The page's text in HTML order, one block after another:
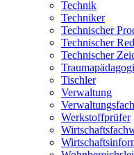
Technik
Techniker
Technischer
Technischer
Technischer
Tischler
Verwaltung
Werkstoffprüfer